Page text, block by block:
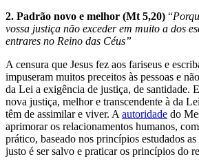
2. Padrão novo e melhor (Mt 5,20) “
vossa justiça não exceder em muito a dos
entrares no Reino das Céus”
A censura que Jesus fez aos fariseus e
impuseram muitos preceitos às pessoas e
da Lei a exigência de justiça, de santidade.
nova justiça, melhor e transcendente à da
têm de assimilar e viver. A autoridade do
aprimorar os relacionamentos humanos,
prático, baseado nos princípios estudados
justo é ser salvo e praticar os princípios do